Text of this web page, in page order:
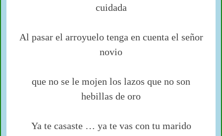
cuidada
Al pasar el arroyuelo tenga en cuenta el señor
novio
que no se le mojen los lazos que no son
hebillas de oro
Ya te casaste … ya te vas con tu marido